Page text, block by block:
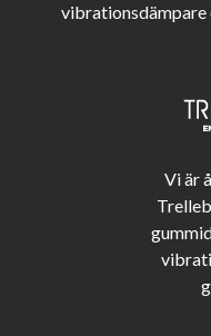
vibrationsdämpare
Vi är